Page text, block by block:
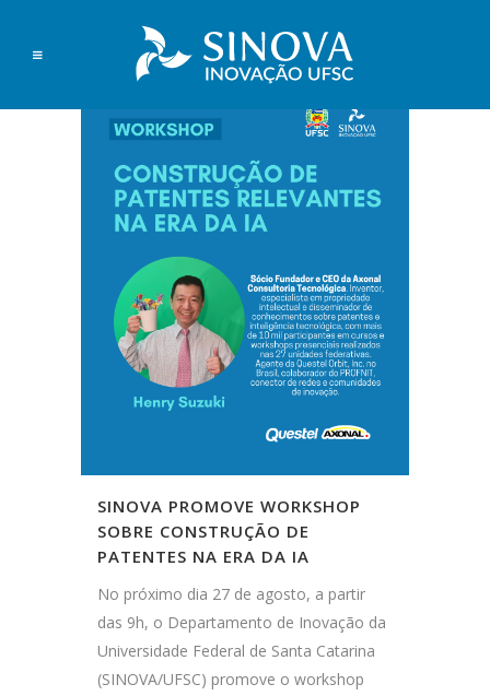
SINOVA PROMOVE WORKSHOP
SOBRE CONSTRUÇÃO DE
PATENTES NA ERA DA IA
No próximo dia 27 de agosto, a partir
das 9h, o Departamento de Inovação da
Universidade Federal de Santa Catarina
(SINOVA/UFSC) promove o workshop